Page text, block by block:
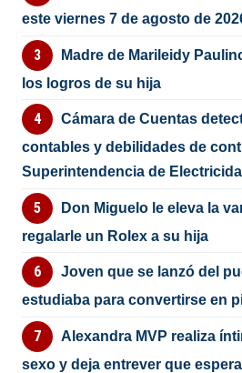
este viernes 7 de agosto de
Madre de Marileidy
los logros de su hija
Cámara de Cuentas
contables y debilidades de
Superintendencia de
Don Miguelo le eleva la
regalarle un Rolex a su hija
Joven que se lanzó del
estudiaba para convertirse en
Alexandra MVP realiza
sexo y deja entrever que